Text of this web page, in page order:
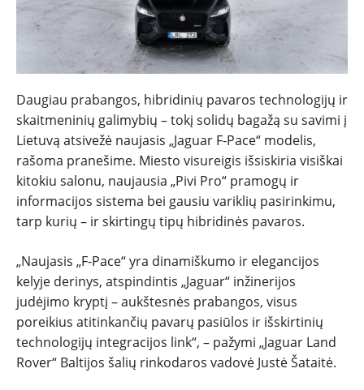
NAUJIENOS
TESTAI
NAUJI
NAUDOTI
REPORTAŽAI
Daugiau prabangos, hibridinių pavaros technologijų ir
skaitmeninių galimybių – tokį solidų bagažą su savimi į
Lietuvą atsivežė naujasis „Jaguar F-Pace“ modelis,
rašoma pranešime. Miesto visureigis išsiskiria visiškai
kitokiu salonu, naujausia „Pivi Pro“ pramogų ir
informacijos sistema bei gausiu variklių pasirinkimu,
tarp kurių – ir skirtingų tipų hibridinės pavaros.
„Naujasis „F-Pace“ yra dinamiškumo ir elegancijos
kelyje derinys, atspindintis „Jaguar“ inžinerijos
judėjimo kryptį – aukštesnės prabangos, visus
poreikius atitinkančių pavarų pasiūlos ir išskirtinių
technologijų integracijos link“, – pažymi „Jaguar Land
Rover“ Baltijos šalių rinkodaros vadovė Justė Šataitė.